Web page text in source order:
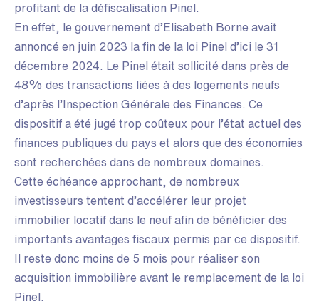
profitant de la défiscalisation Pinel.
En effet, le gouvernement d’Elisabeth Borne avait
annoncé en juin 2023 la fin de la loi Pinel d’ici le 31
décembre 2024. Le Pinel était sollicité dans près de
48% des transactions liées à des logements neufs
d’après l’Inspection Générale des Finances. Ce
dispositif a été jugé trop coûteux pour l’état actuel des
finances publiques du pays et alors que des économies
sont recherchées dans de nombreux domaines.
Cette échéance approchant, de nombreux
investisseurs tentent d’accélérer leur projet
immobilier locatif dans le neuf afin de bénéficier des
importants avantages fiscaux permis par ce dispositif.
Il reste donc moins de 5 mois pour réaliser son
acquisition immobilière avant le remplacement de la loi
Pinel.